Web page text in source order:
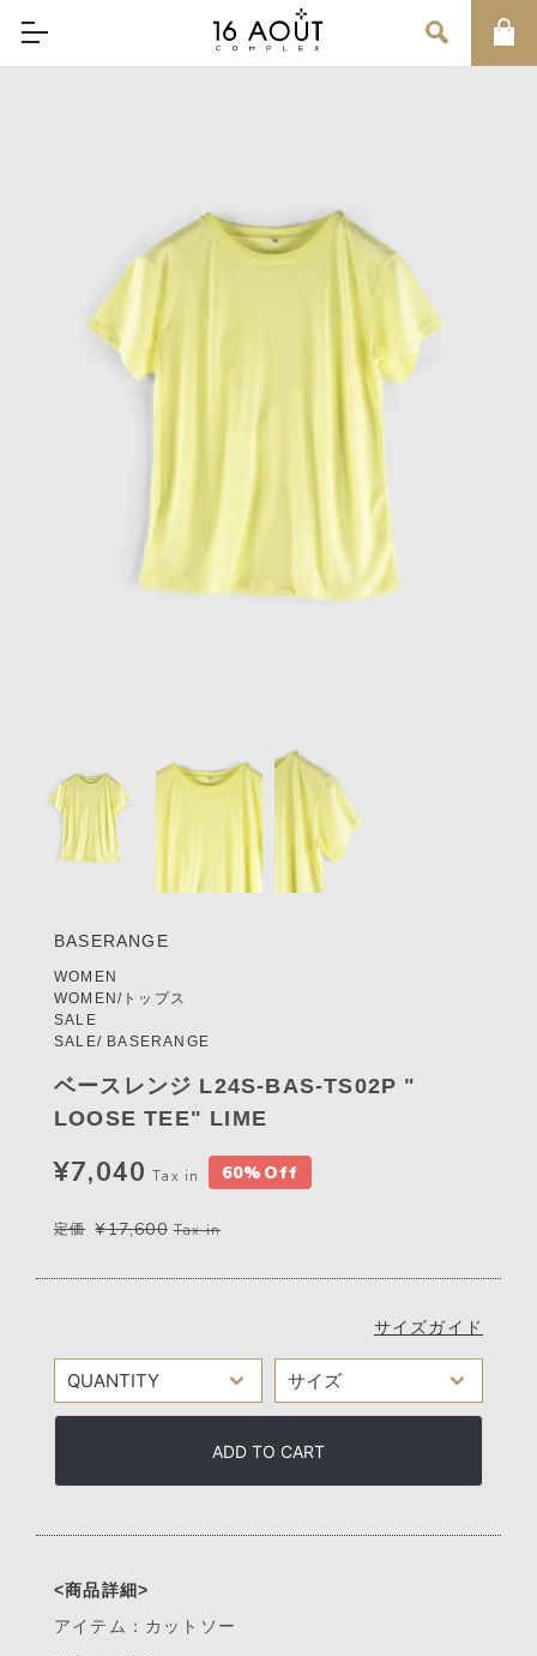
アカウントの管理
お支払いについて
特定商取引法にもとづく
Privacy Policy
of
BASERANGE
WOMEN
WOMEN/トップス
SALE
SALE/ BASERANGE
ベースレンジ L24S-BAS-TS02P "
LOOSE TEE" LIME
¥7,040 Tax in 60%Off
定価 ¥17,600 Tax in
サイズガイド
ADD TO CART
<商品詳細>
アイテム：カットソー